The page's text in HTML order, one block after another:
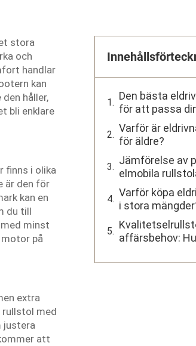
stora
och
handlar
kan
håller,
bli enklare
finns i olika
är den för
kan en
du till
minst
på
extra
rullstol med
justera
att
Den bästa
för att passa
Varför är
för äldre?
Jämförelse av
elmobila
Varför köpa
i stora
affärsbehov: